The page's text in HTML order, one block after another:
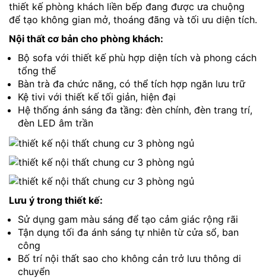
thiết kế phòng khách liền bếp đang được ưa chuộng
để tạo không gian mở, thoáng đãng và tối ưu diện tích.
Nội thất cơ bản cho phòng khách:
Bộ sofa với thiết kế phù hợp diện tích và phong cách
tổng thể
Bàn trà đa chức năng, có thể tích hợp ngăn lưu trữ
Kệ tivi với thiết kế tối giản, hiện đại
Hệ thống ánh sáng đa tầng: đèn chính, đèn trang trí,
đèn LED âm trần
Lưu ý trong thiết kế:
Sử dụng gam màu sáng để tạo cảm giác rộng rãi
Tận dụng tối đa ánh sáng tự nhiên từ cửa sổ, ban
công
Bố trí nội thất sao cho không cản trở lưu thông di
chuyển